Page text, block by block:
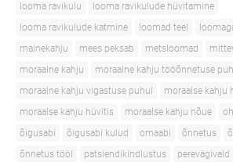
looma ravikulu
looma ravikulude hüvitamine
looma ravikulude katmine
loomad teel
mainekahju
mees peksab metsloomad
moraalne kahju
moraalne kahju tööõnnetuse
moraalne kahju vigastuse puhul
moraalse kahju
moraalse kahju hüvitis
moraalse kahju nõue
õigusabi
õigusabi kulud omaabi õnnetus
õnnetus tööl
patsiendikindlustus perevägivald